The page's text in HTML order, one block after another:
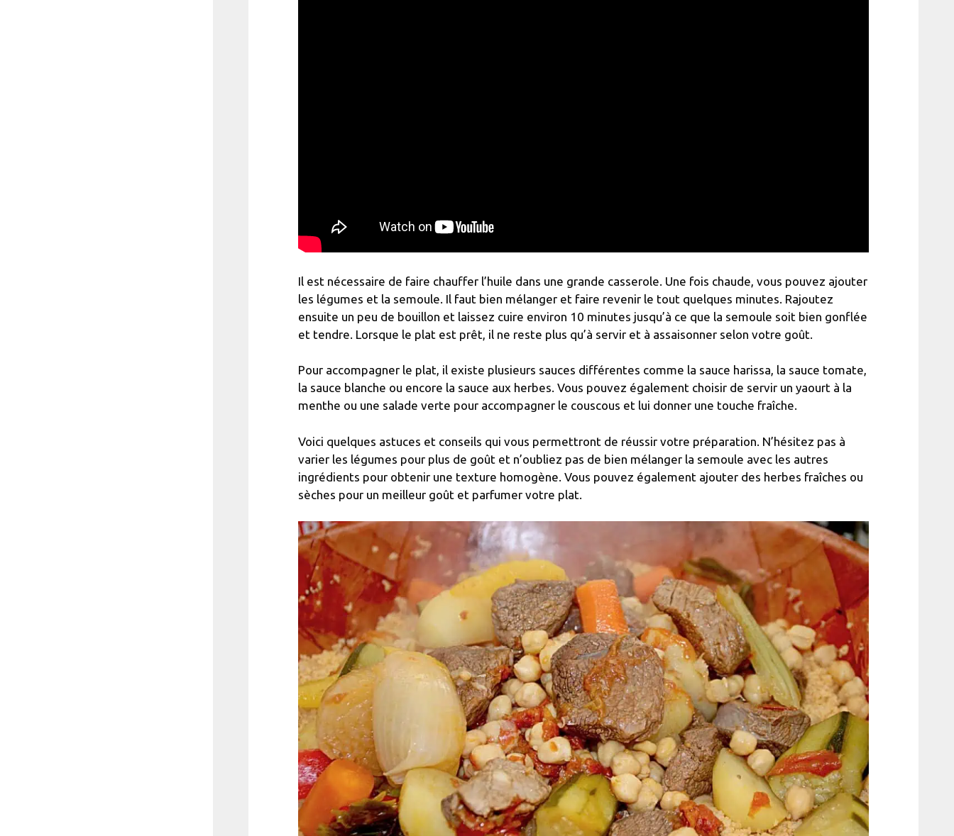
Il est nécessaire de faire chauffer l’huile dans une grande casserole. Une fois chaude, vous pouvez ajouter
les légumes et la semoule. Il faut bien mélanger et faire revenir le tout quelques minutes. Rajoutez
ensuite un peu de bouillon et laissez cuire environ 10 minutes jusqu’à ce que la semoule soit bien gonflée
et tendre. Lorsque le plat est prêt, il ne reste plus qu’à servir et à assaisonner selon votre goût.
Pour accompagner le plat, il existe plusieurs sauces différentes comme la sauce harissa, la sauce tomate,
la sauce blanche ou encore la sauce aux herbes. Vous pouvez également choisir de servir un yaourt à la
menthe ou une salade verte pour accompagner le couscous et lui donner une touche fraîche.
Voici quelques astuces et conseils qui vous permettront de réussir votre préparation. N’hésitez pas à
varier les légumes pour plus de goût et n’oubliez pas de bien mélanger la semoule avec les autres
ingrédients pour obtenir une texture homogène. Vous pouvez également ajouter des herbes fraîches ou
sèches pour un meilleur goût et parfumer votre plat.